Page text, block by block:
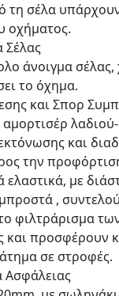
τη σέλα
οχήματος.
Σέλας
άνοιγμα
το όχημα.
και Σπορ
και
την
ελαστικά, με
,
φιλτράρισμα
προσφέρουν
σε στροφές.
Ασφάλειας